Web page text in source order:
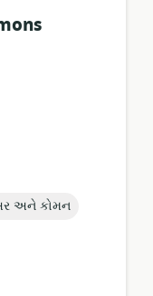
અને કોમન